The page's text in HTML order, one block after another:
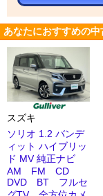
あなたにおすすめの中
スズキ
ソリオ 1.2 バンデ
ィット ハイブリッ
ド MV 純正ナビ
AM FM CD
DVD BT フルセ